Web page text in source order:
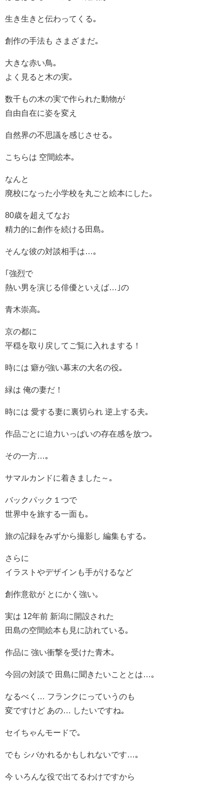
生き生きと伝わってくる｡
創作の手法も さまざまだ｡
大きな赤い鳥｡
よく見ると木の実｡
数千もの木の実で作られた動物が
自由自在に姿を変え
自然界の不思議を感じさせる｡
こちらは 空間絵本｡
なんと
廃校になった小学校を丸ごと絵本にした｡
80歳を超えてなお
精力的に創作を続ける田島｡
そんな彼の対談相手は…｡
｢強烈で
熱い男を演じる俳優といえば…｣の
青木崇高｡
京の都に
平穏を取り戻してご覧に入れまする！
時には 癖が強い幕末の大名の役｡
緑は 俺の妻だ！
時には 愛する妻に裏切られ 逆上する夫｡
作品ごとに迫力いっぱいの存在感を放つ｡
その一方…｡
サマルカンドに着きました～｡
バックパック１つで
世界中を旅する一面も｡
旅の記録をみずから撮影し 編集もする｡
さらに
イラストやデザインも手がけるなど
創作意欲が とにかく強い｡
実は 12年前 新潟に開設された
田島の空間絵本も見に訪れている｡
作品に 強い衝撃を受けた青木｡
今回の対談で 田島に聞きたいこととは…｡
なるべく… フランクにっていうのも
変ですけど あの… したいですね｡
セイちゃんモードで｡
でも シバかれるかもしれないです…｡
今 いろんな役で出てるわけですから